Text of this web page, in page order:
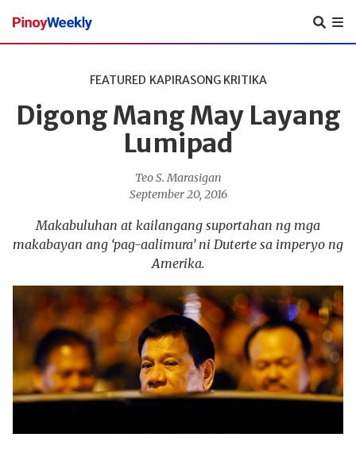
Pinoy
Weekly
FEATURED KAPIRASONG KRITIKA
Digong Mang May Layang
Lumipad
Teo S. Marasigan
September 20, 2016
Makabuluhan at kailangang suportahan ng mga
makabayan ang ‘pag-aalimura’ ni Duterte sa imperyo ng
Amerika.